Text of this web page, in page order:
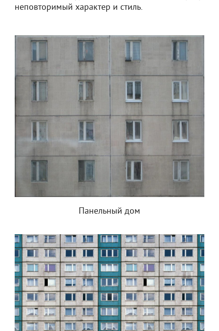
неповторимый характер и стиль.
Панельный дом